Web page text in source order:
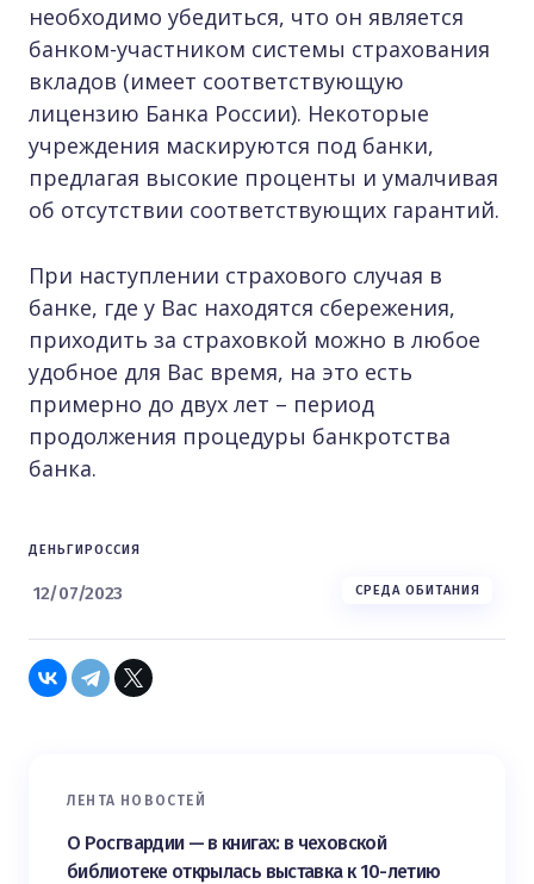
необходимо убедиться, что он является
банком-участником системы страхования
вкладов (имеет соответствующую
лицензию Банка России). Некоторые
учреждения маскируются под банки,
предлагая высокие проценты и умалчивая
об отсутствии соответствующих гарантий.
При наступлении страхового случая в
банке, где у Вас находятся сбережения,
приходить за страховкой можно в любое
удобное для Вас время, на это есть
примерно до двух лет – период
продолжения процедуры банкротства
банка.
ДЕНЬГИРОССИЯ
12/07/2023 СРЕДА ОБИТАНИЯ
ЛЕНТА НОВОСТЕЙ
О Росгвардии — в книгах: в чеховской
библиотеке открылась выставка к 10-летию